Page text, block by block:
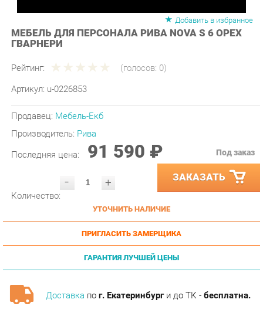
МЕБЕЛЬ ДЛЯ ПЕРСОНАЛА РИВА NOVA S 6 ОРЕХ
ГВАРНЕРИ
Артикул: u-0226853
Продавец:
Производитель:Рива
Последняя цена: 91 590 ₽
- + ЗАКАЗАТЬ
УТОЧНИТЬ НАЛИЧИЕ
ПРИГЛАСИТЬ ЗАМЕРЩИКА
ГАРАНТИЯ ЛУЧШЕЙ ЦЕНЫ
Доставкапог. Екатеринбурги до ТК -бесплатна.